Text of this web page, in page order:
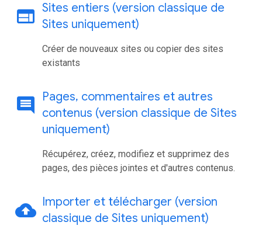
web Sites entiers (version classique de
Sites uniquement)
Créer de nouveaux sites ou copier des sites
existants
comment Pages, commentaires et autres
contenus (version classique de Sites
uniquement)
Récupérez, créez, modifiez et supprimez des
pages, des pièces jointes et d'autres contenus.
cloud_upload Importer et télécharger (version
classique de Sites uniquement)